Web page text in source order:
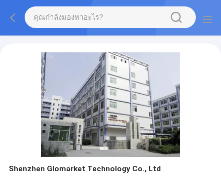
Shenzhen Glomarket Technology Co., Ltd